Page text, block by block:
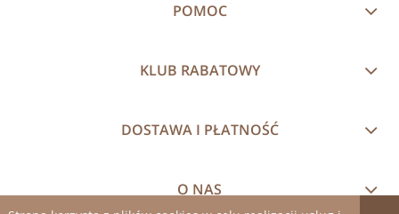
POMOC
KLUB RABATOWY
DOSTAWA I PŁATNOŚĆ
O NAS